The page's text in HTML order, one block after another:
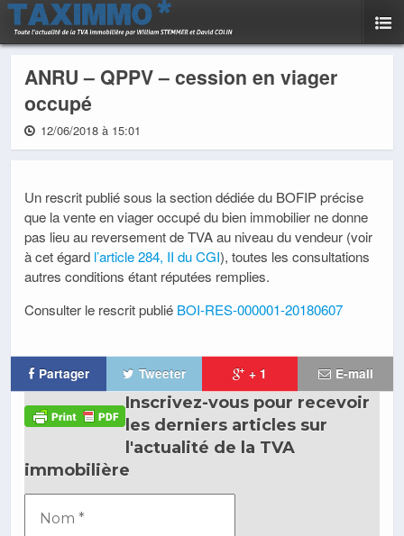
ANRU – QPPV – cession en viager
occupé
12/06/2018 à 15:01
Un rescrit publié sous la section dédiée du BOFIP précise
que la vente en viager occupé du bien immobilier ne donne
pas lieu au reversement de TVA au niveau du vendeur (voir
à cet égard l’article 284, II du CGI), toutes les consultations
autres conditions étant réputées remplies.
Consulter le rescrit publié BOI-RES-000001-20180607
Partager Tweeter + 1 E-mail
Inscrivez-vous pour recevoir
les derniers articles sur
l'actualité de la TVA
immobilière